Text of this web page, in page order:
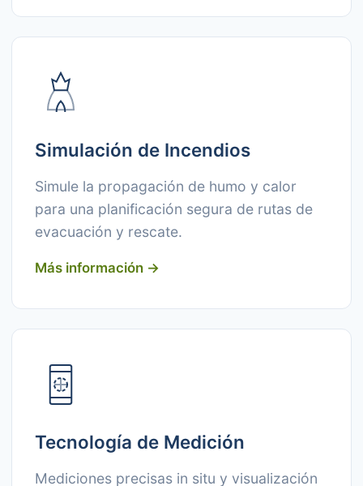
Simulación de Incendios
Simule la propagación de humo y calor
para una planificación segura de rutas de
evacuación y rescate.
Más información →
Tecnología de Medición
Mediciones precisas in situ y visualización